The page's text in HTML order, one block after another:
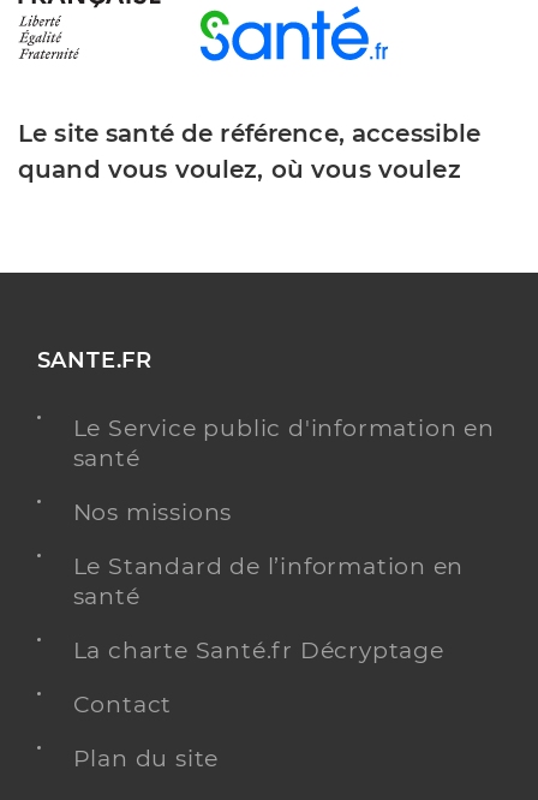
Le site santé de référence, accessible
quand vous voulez, où vous voulez
SANTE.FR
Le Service public d'information en
santé
Nos missions
Le Standard de l’information en
santé
La charte Santé.fr Décryptage
Contact
Plan du site